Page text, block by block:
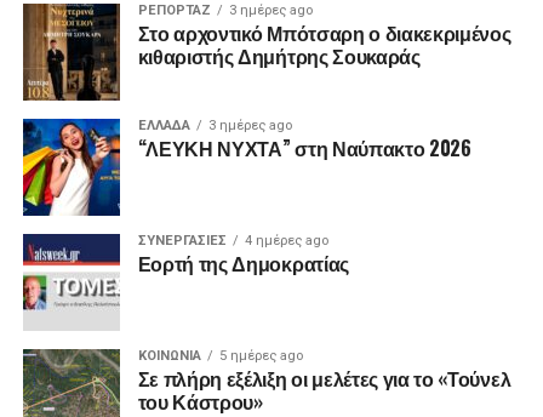
ΡΕΠΟΡΤΑΖ 3 ημέρες ago
Στο αρχοντικό Μπότσαρη ο διακεκριμένος
κιθαριστής Δημήτρης Σουκαράς
ΕΛΛΑΔΑ 3 ημέρες ago
“ΛΕΥΚΗ ΝΥΧΤΑ” στη Ναύπακτο 2026
ΣΥΝΕΡΓΑΣΙΕΣ 4 ημέρες ago
Εορτή της Δημοκρατίας
ΚΟΙΝΩΝΙΑ 5 ημέρες ago
Σε πλήρη εξέλιξη οι μελέτες για το «Τούνελ
του Κάστρου»